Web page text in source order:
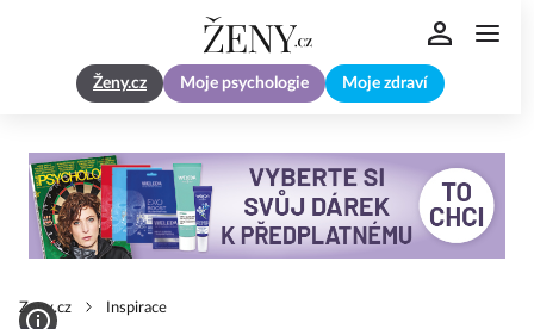
Ženy.cz Moje psychologie Moje zdraví
Zeny.cz Inspirace